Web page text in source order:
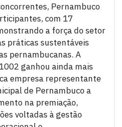
Pernambuco
com 17
a força do setor
práticas sustentáveis
pernambucanas. A
ganhou ainda mais
empresa representante
de Pernambuco a
na premiação,
voltadas à gestão